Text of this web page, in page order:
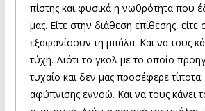
πίστης και φυσικά η νωθρότητα που
μας. Είτε στην διάθεση επίθεσης, είτε
εξαφανίσουν τη μπάλα. Και να τους
τύχη. Διότι το γκολ με το οποίο
τυχαίο και δεν μας προσέφερε
αφύπνισης εννοώ. Και να τους κάνει